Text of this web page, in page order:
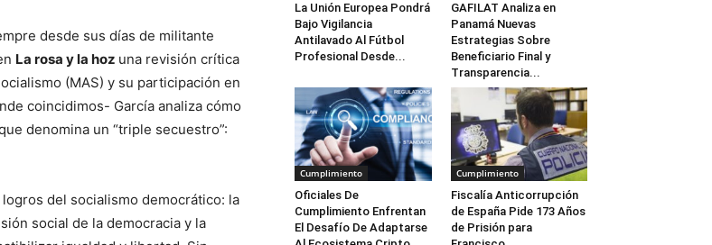
desde sus días de militante
La rosa y la hoz una revisión crítica
(MAS) y su participación en
coincidimos- García analiza cómo
denomina un “triple secuestro”:
del socialismo democrático: la
social de la democracia y la
La Unión Europea Pondrá
Bajo Vigilancia
Antilavado Al Fútbol
Profesional Desde...
GAFILAT Analiza en
Panamá Nuevas
Estrategias Sobre
Beneficiario Final y
Transparencia...
Cumplimiento
Oficiales De
Cumplimiento Enfrentan
El Desafío De Adaptarse
Cumplimiento
Fiscalía Anticorrupción
de España Pide 173 Años
de Prisión para